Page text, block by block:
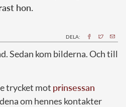
hon.
DELA:
Sedan kom bilderna. Och till
trycket mot prinsessan
om hennes kontakter